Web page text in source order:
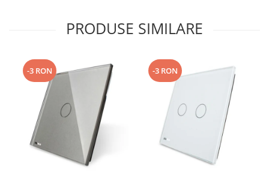
PRODUSE SIMILARE
-3 RON -3 RON